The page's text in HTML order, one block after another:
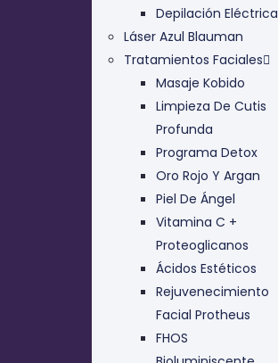
Depilación Eléctrica
Láser Azul Blauman
Tratamientos Faciales
Masaje Kobido
Limpieza De Cutis
Profunda
Programa Detox
Oro Rojo Y Argan
Piel De Ángel
Vitamina C +
Proteoglicanos
Ácidos Estéticos
Rejuvenecimiento
Facial Protheus
FHOS